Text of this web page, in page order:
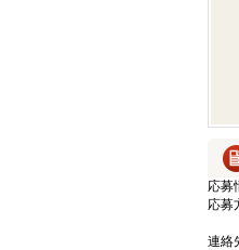
応募
応募
連絡